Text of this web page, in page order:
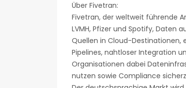
Über Fivetran:
Fivetran, der weltweit führende
LVMH, Pfizer und Spotify, Daten
Quellen in Cloud-Destinationen,
Pipelines, nahtloser Integration
Organisationen dabei
nutzen sowie Compliance